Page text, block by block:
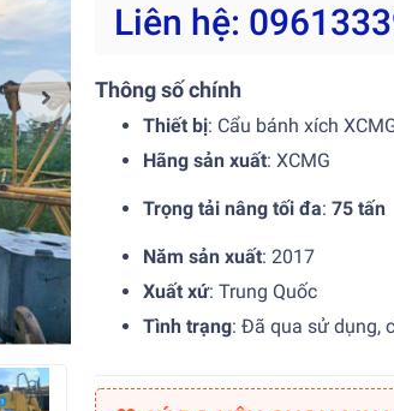
Liên hệ:
Thông số chính
Thiết bị: Cẩu bánh xích
Hãng sản xuất: XCMG
Trọng tải nâng tối đa: 75 tấn
Năm sản xuất: 2017
Xuất xứ: Trung Quốc
Tình trạng: Đã qua sử dụng,